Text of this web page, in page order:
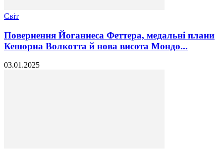
Світ
Повернення Йоганнеса Феттера, медальні плани
Кешорна Волкотта й нова висота Мондо...
03.01.2025